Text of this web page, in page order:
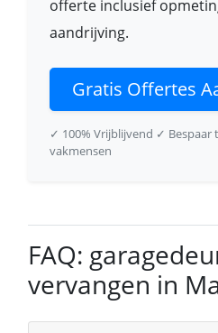
offerte inclusief
aandrijving.
Gratis Offertes
✓ 100% Vrijblijvend ✓ Bespaar
vakmensen
FAQ:
vervangen in